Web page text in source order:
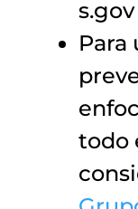
s.gov
Para
todo